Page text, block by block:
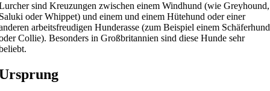
sind Kreuzungen zwischen einem Windhund (wie Greyhound,
oder Whippet) und einem und einem Hütehund oder einer
arbeitsfreudigen Hunderasse (zum Beispiel einem Schäferhund
Collie). Besonders in Großbritannien sind diese Hunde sehr